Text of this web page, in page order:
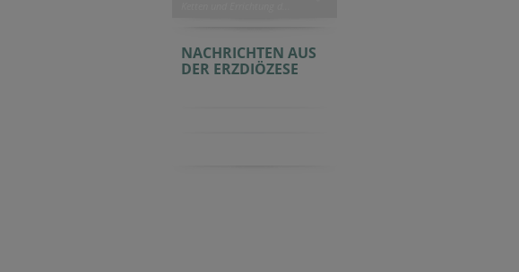
NACHRICHTEN AUS
DER ERZDIÖZESE